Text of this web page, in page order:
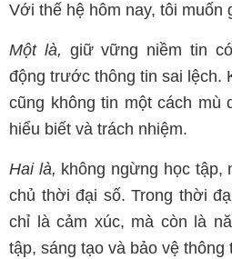
Với thế hệ hôm nay, tôi muốn
Một là, giữ vững niềm tin
động trước thông tin sai lệch.
cũng không tin một cách mù
hiểu biết và trách nhiệm.
Hai là, không ngừng học tập,
chủ thời đại số. Trong thời
chỉ là cảm xúc, mà còn là
tập, sáng tạo và bảo vệ thông